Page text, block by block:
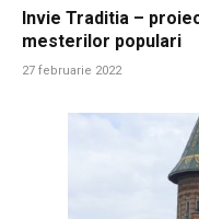
Invie Traditia –
mesterilor populari
27 februarie 2022